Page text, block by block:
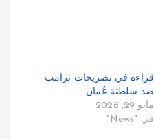
قراءة في تصريحات ترامب
ضد سلطنة عُمان
مايو 29, 2026
في "News"